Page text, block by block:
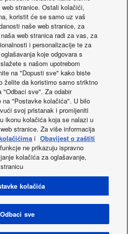
the latest 10 alarms
of compressor and pump
limits saved in a flash memory
Others.
ModBus RTU or BacNet MSTP
protocol)
ECOi-W
Youtube
LinkedIn
Energy labels
stranice. Ostali kolačići,
koristit će se samo uz vaš
naše web stranice, za
web stranica radi za vas, za
i personalizacije te za
koje odgovara s
s našom upotrebom
na "Dopusti sve" kako biste
želite da koristimo samo striktno
"Odbaci sve". Za odabir
"Postavke kolačića". U bilo
svoj pristanak i promijeniti
ikonu kolačića koja se nalazi u
stranice. Za više informacija
i Obavijest o zaštiti
ne prikazuju ispravno
kolačića za oglašavanje,
kolačića
Odbaci sve